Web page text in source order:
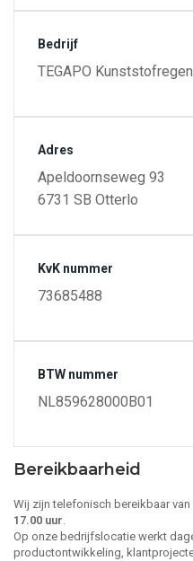
Bedrijf
TEGAPO
Adres
Apeldoornseweg 93
6731 SB Otterlo
KvK nummer
73685488
BTW nummer
NL859628000B01
Bereikbaarheid
Wij zijn telefonisch bereikbaar
17.00 uur.
Op onze bedrijfslocatie werkt
productontwikkeling,